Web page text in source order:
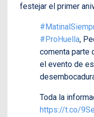
festejar el primer
#ProHuella,
comenta parte
el evento de
Toda la
https://t.co/